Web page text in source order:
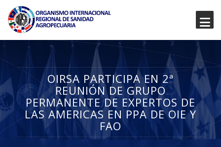
OIRSA PARTICIPA EN 2ª
REUNIÓN DE GRUPO
PERMANENTE DE EXPERTOS DE
LAS AMERICAS EN PPA DE OIE Y
FAO